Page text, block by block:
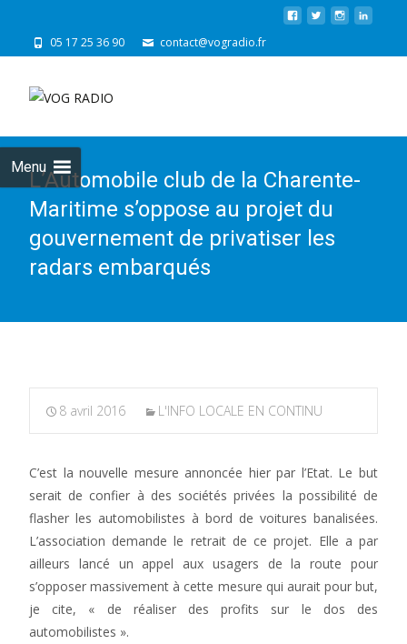
05 17 25 36 90 contact@vogradio.fr
Menu
L’Automobile club de la Charente-
Maritime s’oppose au projet du
gouvernement de privatiser les
radars embarqués
8 avril 2016 L'INFO LOCALE EN CONTINU
C’est la nouvelle mesure annoncée hier par l’Etat. Le but
serait de confier à des sociétés privées la possibilité de
flasher les automobilistes à bord de voitures banalisées.
L’association demande le retrait de ce projet. Elle a par
ailleurs lancé un appel aux usagers de la route pour
s’opposer massivement à cette mesure qui aurait pour but,
je cite, « de réaliser des profits sur le dos des
automobilistes ».